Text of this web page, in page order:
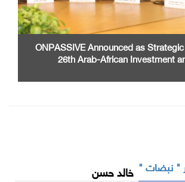
ONPASSIVE Announced as
26th Arab-African Investment
" نبضات " خالد حسن